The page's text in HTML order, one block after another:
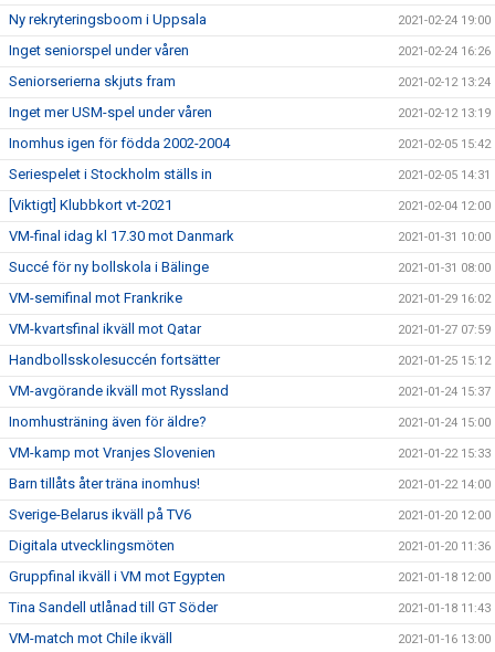
Ny rekryteringsboom i Uppsala 2021-02-24 19:00
Inget seniorspel under våren 2021-02-24 16:26
Seniorserierna skjuts fram 2021-02-12 13:24
Inget mer USM-spel under våren 2021-02-12 13:19
Inomhus igen för födda 2002-2004 2021-02-05 15:42
Seriespelet i Stockholm ställs in 2021-02-05 14:31
[Viktigt] Klubbkort vt-2021 2021-02-04 12:00
VM-final idag kl 17.30 mot Danmark 2021-01-31 10:00
Succé för ny bollskola i Bälinge 2021-01-31 08:00
VM-semifinal mot Frankrike 2021-01-29 16:02
VM-kvartsfinal ikväll mot Qatar 2021-01-27 07:59
Handbollsskolesuccén fortsätter 2021-01-25 15:12
VM-avgörande ikväll mot Ryssland 2021-01-24 15:37
Inomhusträning även för äldre? 2021-01-24 15:00
VM-kamp mot Vranjes Slovenien 2021-01-22 15:33
Barn tillåts åter träna inomhus! 2021-01-22 14:00
Sverige-Belarus ikväll på TV6 2021-01-20 12:00
Digitala utvecklingsmöten 2021-01-20 11:36
Gruppfinal ikväll i VM mot Egypten 2021-01-18 12:00
Tina Sandell utlånad till GT Söder 2021-01-18 11:43
VM-match mot Chile ikväll 2021-01-16 13:00